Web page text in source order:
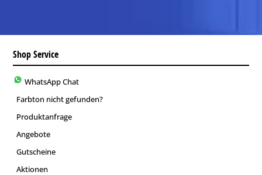
Shop Service
WhatsApp Chat
Farbton nicht gefunden?
Produktanfrage
Angebote
Gutscheine
Aktionen